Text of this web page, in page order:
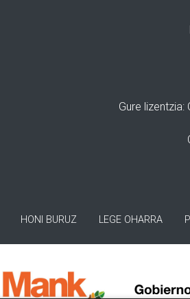
Gure lizentzia:
HONI BURUZ LEGE OHARRA